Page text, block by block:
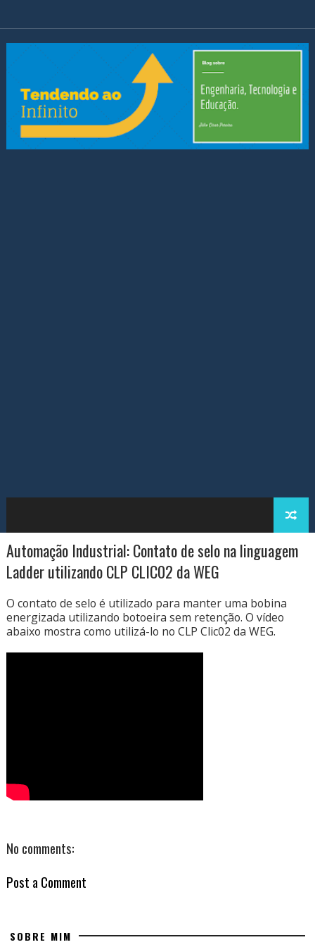
Automação Industrial: Contato de selo na linguagem
Ladder utilizando CLP CLIC02 da WEG
O contato de selo é utilizado para manter uma bobina
energizada utilizando botoeira sem retenção. O vídeo
abaixo mostra como utilizá-lo no CLP Clic02 da WEG.
No comments:
Post a Comment
SOBRE MIM